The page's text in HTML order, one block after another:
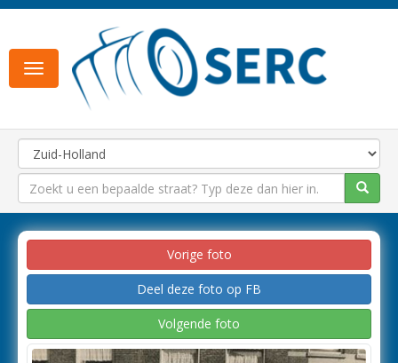
Toggle
navigation
Vorige foto
Deel deze foto op FB
Volgende foto